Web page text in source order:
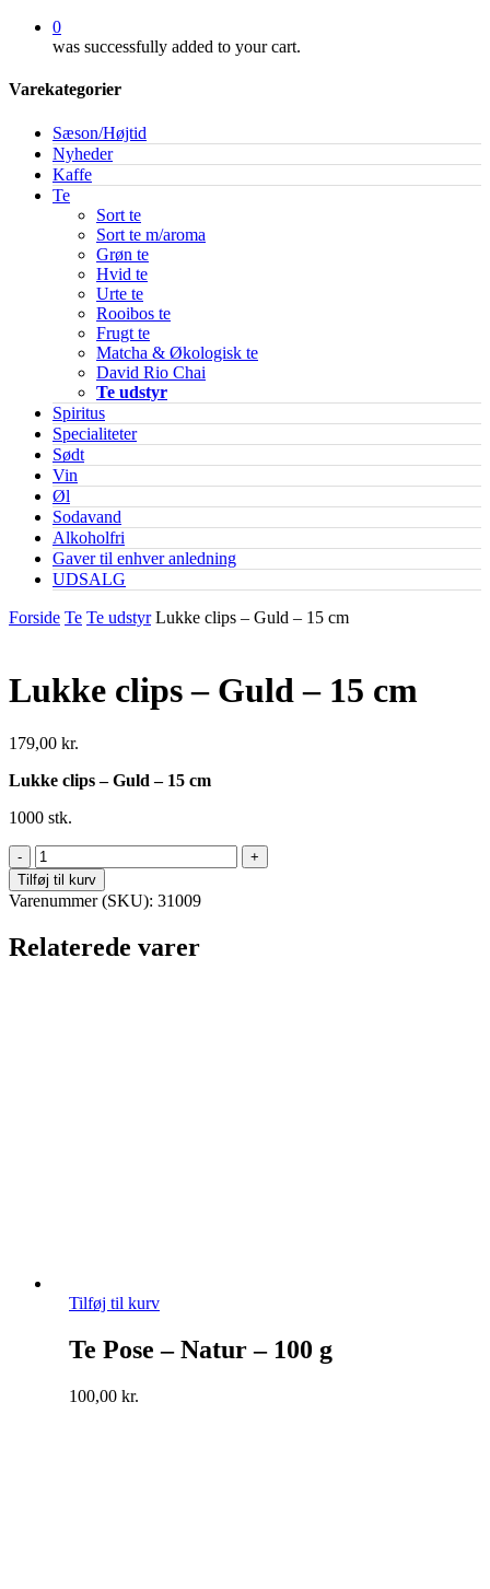
0
was successfully added to your cart.
Varekategorier
Sæson/Højtid
Nyheder
Kaffe
Te
Sort te
Sort te m/aroma
Grøn te
Hvid te
Urte te
Rooibos te
Frugt te
Matcha & Økologisk te
David Rio Chai
Te udstyr
Spiritus
Specialiteter
Sødt
Vin
Øl
Sodavand
Alkoholfri
Gaver til enhver anledning
UDSALG
Forside Te Te udstyr Lukke clips – Guld – 15 cm
Lukke clips – Guld – 15 cm
179,00 kr.
Lukke clips – Guld – 15 cm
1000 stk.
Lukke
clips
–
Guld
–
15
Tilføj til kurv
Varenummer (SKU): 31009
Relaterede varer
Tilføj til kurv
Te Pose – Natur – 100 g
100,00 kr.